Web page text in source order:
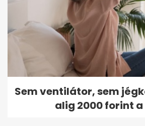
Sem ventilátor, sem
alig 2000 forint a